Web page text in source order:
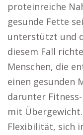
proteinreiche
gesunde Fette
unterstützt und
diesem Fall
Menschen, die
einen gesunden
darunter
mit
Flexibilität, sich